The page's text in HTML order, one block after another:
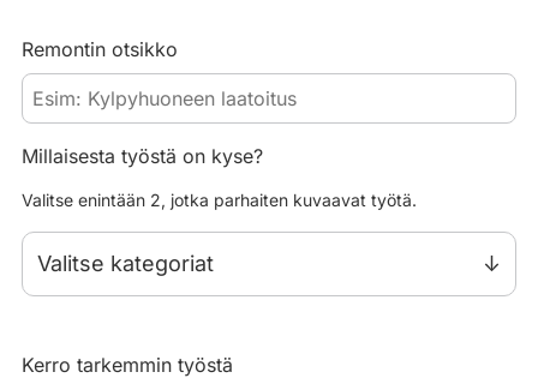
Remontin otsikko
Millaisesta työstä on kyse?
Valitse enintään 2, jotka parhaiten kuvaavat työtä.
Valitse kategoriat
Kerro tarkemmin työstä